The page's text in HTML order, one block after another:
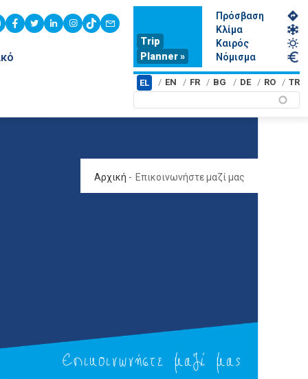
youtubefacebook
twitterlinkedininstagram
tiktokcontact
Trip
Planner »
Πρόσβαση
Κλίμα
Καιρός
Νόμισμα
EL EN FR BG DE RO TR
Επικοινωνήστε μαζί μας
Αρχική - Επικοινωνήστε μαζί μας